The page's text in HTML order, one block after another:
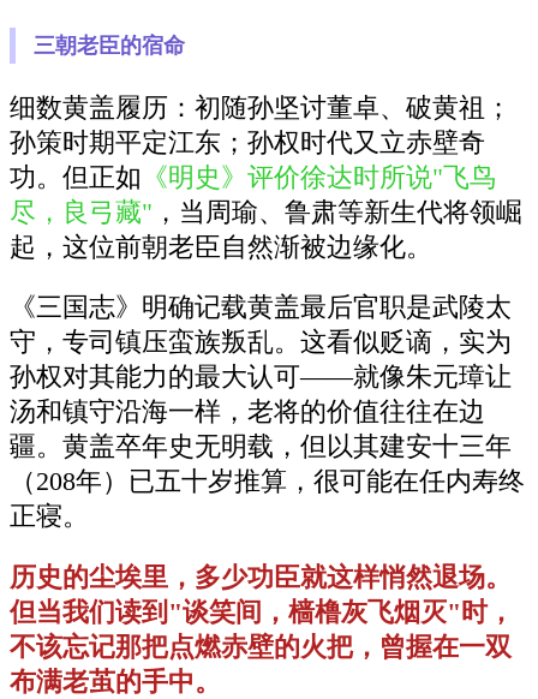
三朝老臣的宿命
细数黄盖履历：初随孙坚讨董卓、破黄祖；
孙策时期平定江东；孙权时代又立赤壁奇
功。但正如 《明史》评价徐达时所说"飞鸟
尽，良弓藏" ，当周瑜、鲁肃等新生代将领崛
起，这位前朝老臣自然渐被边缘化。
《三国志》明确记载黄盖最后官职是武陵太
守，专司镇压蛮族叛乱。这看似贬谪，实为
孙权对其能力的最大认可——就像朱元璋让
汤和镇守沿海一样，老将的价值往往在边
疆。黄盖卒年史无明载，但以其建安十三年
（208年）已五十岁推算，很可能在任内寿终
正寝。
历史的尘埃里，多少功臣就这样悄然退场。
但当我们读到"谈笑间，樯橹灰飞烟灭"时，
不该忘记那把点燃赤壁的火把，曾握在一双
布满老茧的手中。